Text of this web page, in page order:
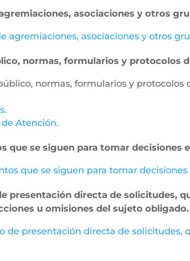
asociaciones y otros
agremiaciones, asociaciones y otros
normas, formularios y protocolos
normas, formularios y protocolos
de Atención.
que se siguen para tomar decisiones
que se siguen para tomar
presentación directa de solicitudes,
u omisiones del sujeto obligado.
de presentación directa de solicitudes,